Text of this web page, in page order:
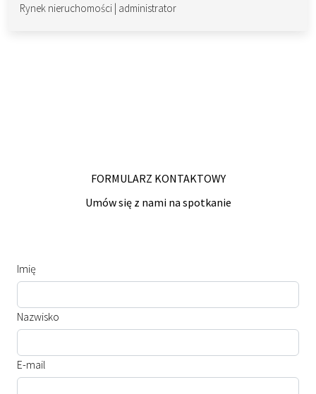
Rynek nieruchomości| administrator
FORMULARZ KONTAKTOWY
Umów się z nami na spotkanie
Imię
Nazwisko
E-mail